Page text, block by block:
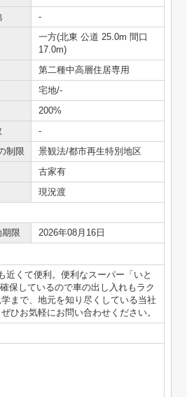
-
一方(北東 公道 25.0m 間口
17.0m)
第二種中高層住居専用
宅地/-
200%
-
制限
景観法/都市再生特別地区
古家有
現況渡
限
2026年08月16日
近くて便利。便利なスーパー「いと
保しているので車の出し入れもラク
まで、地元を知り尽くしている当社
ひお気軽にお問い合わせください。